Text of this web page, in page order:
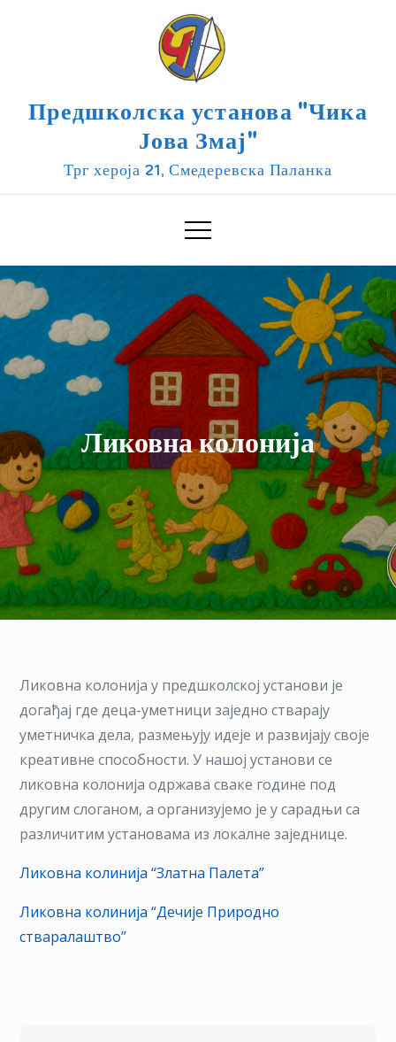
Предшколска установа "Чика
Јова Змај"
Трг хероја 21, Смедеревска Паланка
Ликовна колонија
Ликовна колонија у предшколској установи је
догађај где деца-уметници заједно стварају
уметничка дела, размењују идеје и развијају своје
креативне способности. У нашој установи се
ликовна колонија одржава сваке године под
другим слоганом, a организујемо је у сарадњи са
различитим установама из локалне заједнице.
Ликовна колинија “Златна Палета”
Ликовна колинија “Дечије Природно
стваралаштво”